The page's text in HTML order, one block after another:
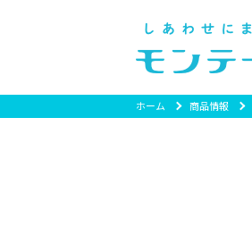
ホーム 商品情報